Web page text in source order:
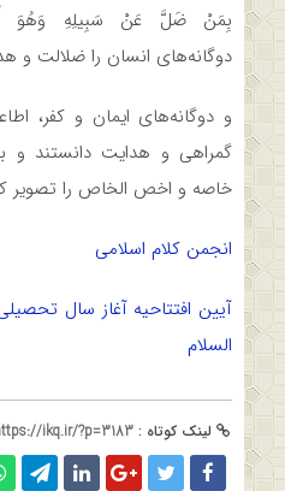
بِمَنْ ضَلَّ عَنْ سَبِيلِهِ وَهُوَ
دوگانه‌های انسان را ضلالت و
و دوگانه‌های ایمان و کفر،
گمراهی و هدایت دانستند و
خاصه و اخص الخاص را تصویر
انجمن کلام اسلامی
آیین افتتاحیه آغاز سال
السلام
لینک کوتاه : ikq.ir/?p=3183